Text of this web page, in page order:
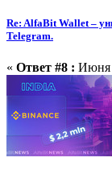
Re: AlfaBit Wallet –
Telegram.
« Ответ #8 : Июня